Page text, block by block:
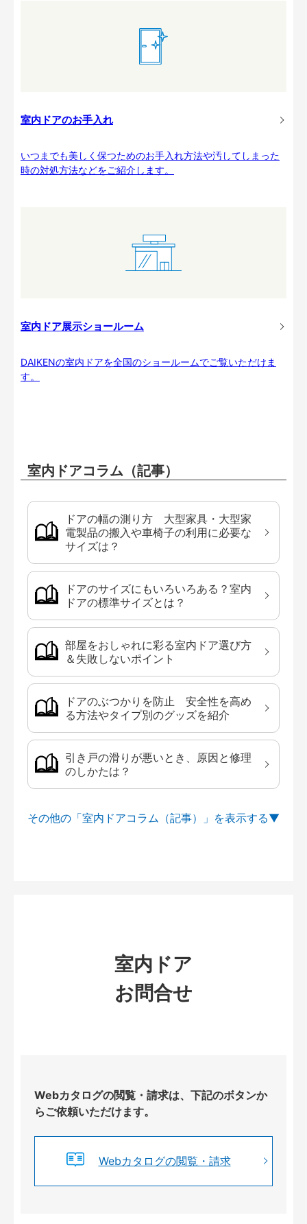
室内ドアのお手入れ
いつまでも美しく保つためのお手入れ方法や汚してしまった
時の対処方法などをご紹介します。
室内ドア展示ショールーム
DAIKENの室内ドアを全国のショールームでご覧いただけま
す。
室内ドアコラム（記事）
ドアの幅の測り方 大型家具・大型家
電製品の搬入や車椅子の利用に必要な
サイズは？
ドアのサイズにもいろいろある？室内
ドアの標準サイズとは？
部屋をおしゃれに彩る室内ドア選び方
＆失敗しないポイント
ドアのぶつかりを防止 安全性を高め
る方法やタイプ別のグッズを紹介
引き戸の滑りが悪いとき、原因と修理
のしかたは？
その他の「室内ドアコラム（記事）」を
室内ドア
お問合せ
Webカタログの閲覧・請求は、下記のボタンか
らご依頼いただけます。
Webカタログの閲覧・請求